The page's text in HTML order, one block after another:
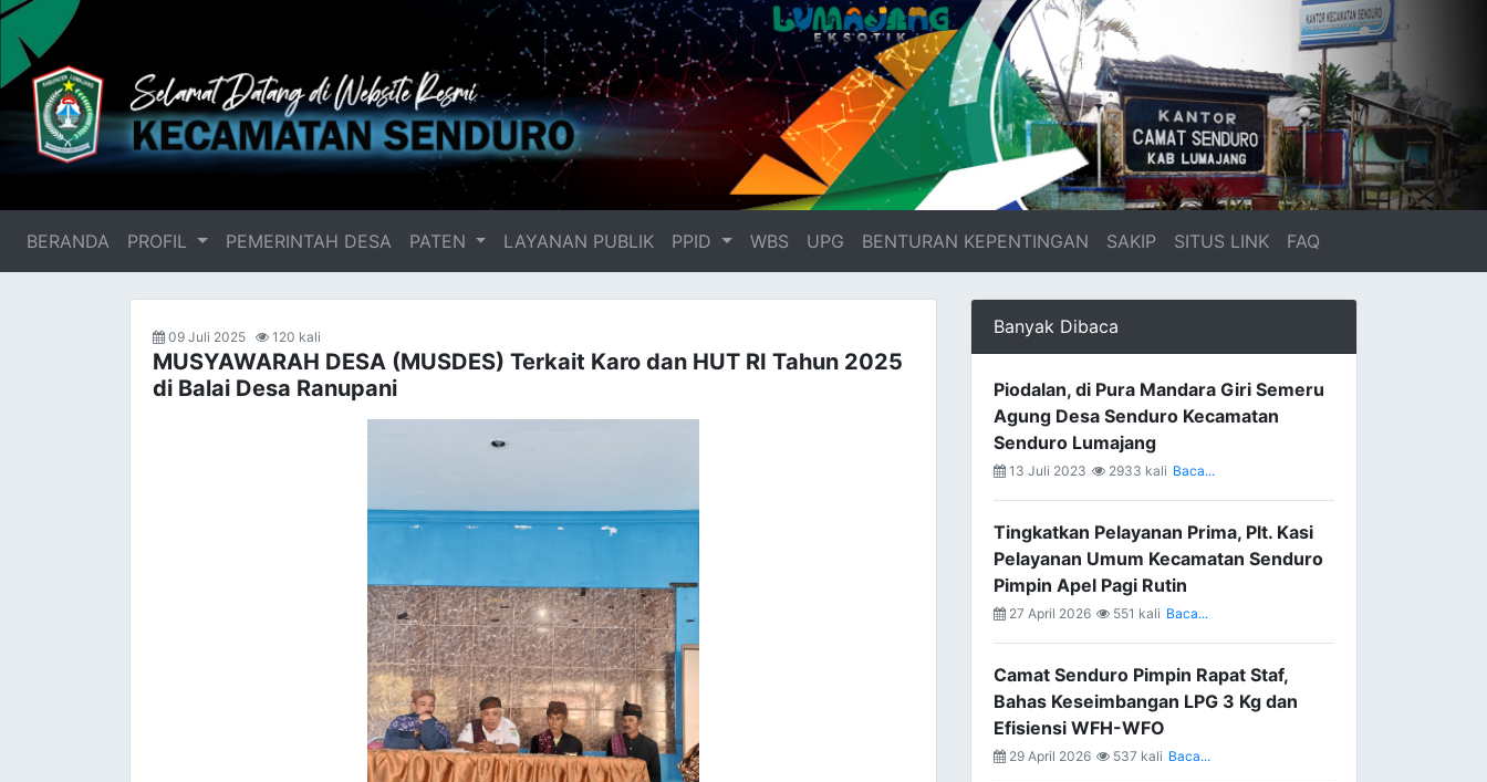
BERANDA (current)
PROFIL PEMERINTAH DESA PATEN LAYANAN PUBLIK PPID WBS UPG BENTURAN KEPENTINGAN SAKIP SITUS LINK FAQ
09 Juli 2025 120 kali
MUSYAWARAH DESA (MUSDES) Terkait Karo dan HUT RI Tahun 2025
di Balai Desa Ranupani
Banyak Dibaca
Piodalan, di Pura Mandara Giri Semeru
Agung Desa Senduro Kecamatan
Senduro Lumajang
13 Juli 2023 2933 kali Baca...
Tingkatkan Pelayanan Prima, Plt. Kasi
Pelayanan Umum Kecamatan Senduro
Pimpin Apel Pagi Rutin
27 April 2026 551 kali Baca...
Camat Senduro Pimpin Rapat Staf,
Bahas Keseimbangan LPG 3 Kg dan
Efisiensi WFH-WFO
29 April 2026 537 kali Baca...